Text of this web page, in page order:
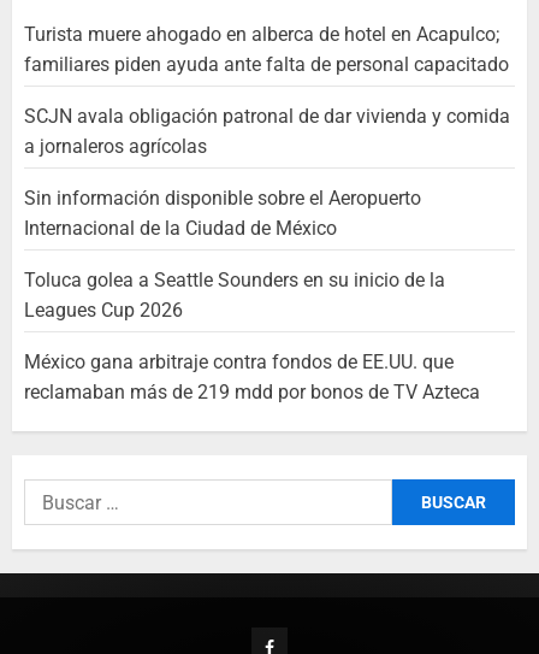
Turista muere ahogado en alberca de hotel en Acapulco;
familiares piden ayuda ante falta de personal capacitado
SCJN avala obligación patronal de dar vivienda y comida
a jornaleros agrícolas
Sin información disponible sobre el Aeropuerto
Internacional de la Ciudad de México
Toluca golea a Seattle Sounders en su inicio de la
Leagues Cup 2026
México gana arbitraje contra fondos de EE.UU. que
reclamaban más de 219 mdd por bonos de TV Azteca